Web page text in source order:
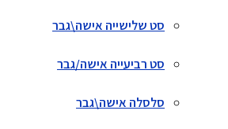
סט שלישייה אישה\גבר
סט רביעייה אישה/גבר
סלסלה אישה\גבר